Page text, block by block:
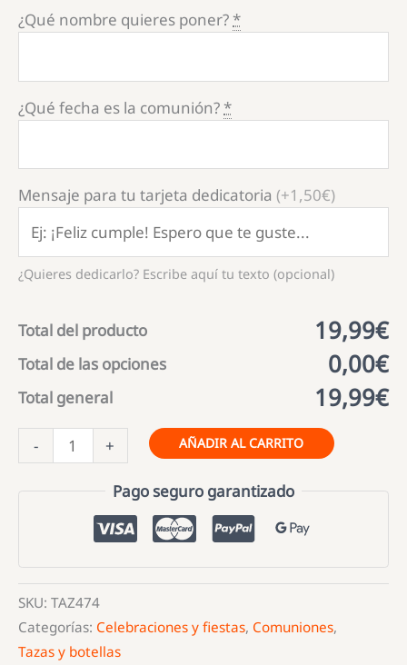
¿Qué nombre quieres poner?*
¿Qué fecha es la comunión?*
Mensaje para tu tarjeta dedicatoria (+1,50€)
¿Quieres dedicarlo? Escribe aquí tu texto (opcional)
Total del producto 19,99€
Total de las opciones 0,00€
Total general 19,99€
-
Cerámica
Personalizada
cantidad
+ AÑADIR AL CARRITO
Pago seguro garantizado
SKU: TAZ474
Categorías: Celebraciones y fiestas, Comuniones,
Tazas y botellas